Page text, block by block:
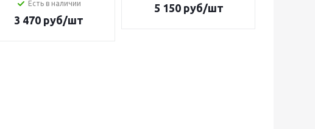
Есть в наличии
3 470руб/шт
5 150руб/шт